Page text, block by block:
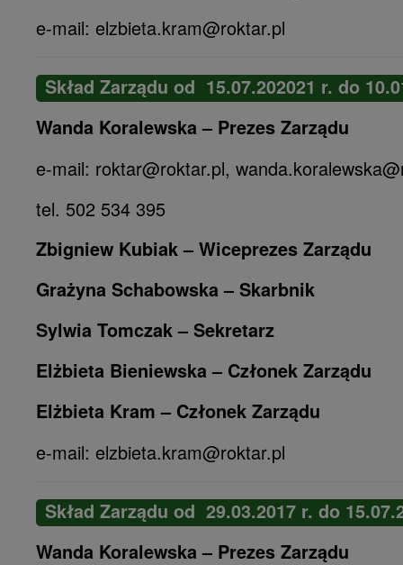
e-mail: elzbieta.kram@roktar.pl
Skład Zarządu od 15.07.202021 r. do
Wanda Koralewska – Prezes Zarządu
e-mail: roktar@roktar.pl,
tel. 502 534 395
Zbigniew Kubiak – Wiceprezes Zarządu
Grażyna Schabowska – Skarbnik
Sylwia Tomczak – Sekretarz
Elżbieta Bieniewska – Członek Zarządu
Elżbieta Kram – Członek Zarządu
e-mail: elzbieta.kram@roktar.pl
Skład Zarządu od 29.03.2017 r. do
Wanda Koralewska – Prezes Zarządu